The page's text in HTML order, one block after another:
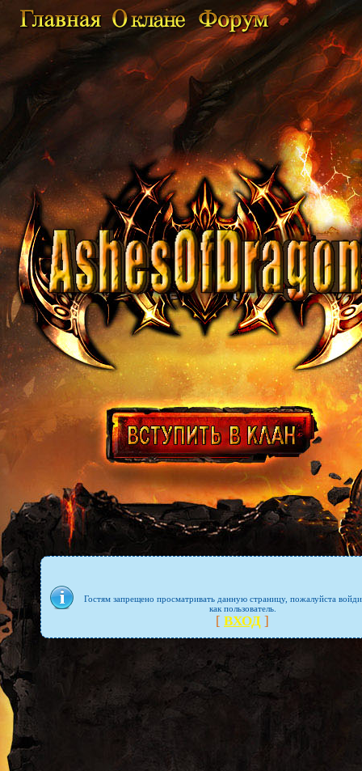
Гостям запрещено просматривать данную страницу, пожалуйста
как пользователь.
[ ВХОД ]